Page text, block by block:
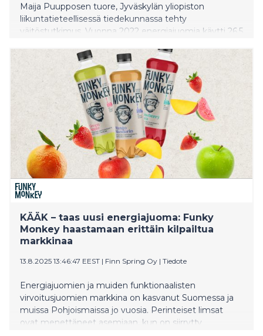
Maija Puupposen tuore, Jyväskylän yliopiston
liikuntatieteellisessä tiedekunnassa tehty
väitöstutkimus. Vuonna 2022 energiajuomia käytti 26,5
vuotiaista, ja yhä useampi käytti niitä useita kertoja
viikossa. Käyttö on kasvanut erityisesti tytöillä.
KÄÄK – taas uusi energiajuoma: Funky
Monkey haastamaan erittäin kilpailtua
markkinaa
13.8.2025 13:46:47 EEST | Finn Spring Oy | Tiedote
Energiajuomien ja muiden funktionaalisten
virvoitusjuomien markkina on kasvanut Suomessa ja
muissa Pohjoismaissa jo vuosia. Perinteiset limsat
ovat menettäneet asemiaan, kun on siirrytty